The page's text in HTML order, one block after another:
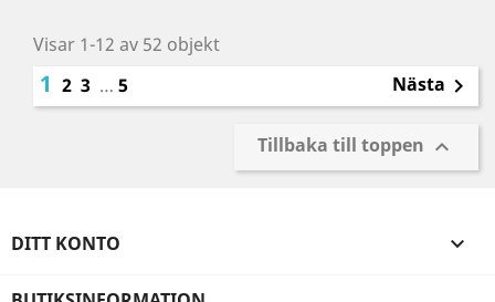
Visar 1-12 av 52 objekt
1 2 3 … 5 Nästa 
Tillbaka till toppen 
DITT KONTO 